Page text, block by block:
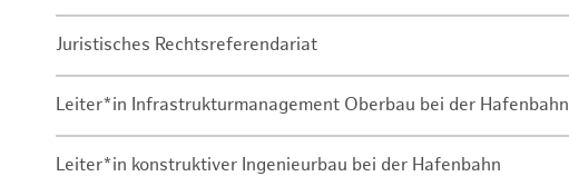
Juristisches Rechtsreferendariat
Leiter*in Infrastrukturmanagement Oberbau bei der Hafenbahn
Leiter*in konstruktiver Ingenieurbau bei der Hafenbahn